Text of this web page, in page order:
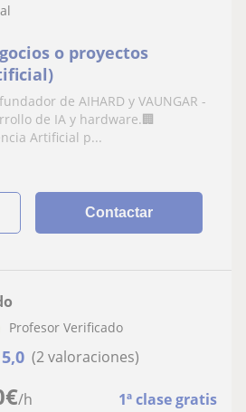
o proyectos
de AIHARD y VAUNGAR -
de IA y hardware.🏢
Artificial p...
Contactar
€/h 1ª clase gratis
Profesor Verificado
5,0 (2 valoraciones)